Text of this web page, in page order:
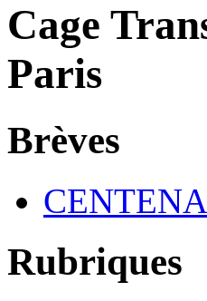
Cage
Paris
Brèves
Rubriques